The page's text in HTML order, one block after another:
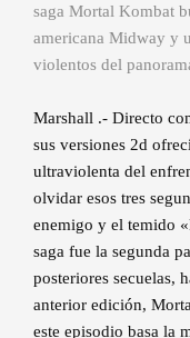
saga Mortal Kombat
americana Midway y
violentos del
Marshall .- Directo
sus versiones 2d
ultraviolenta del
olvidar esos tres
enemigo y el temido
saga fue la segunda
posteriores secuelas,
anterior edición,
este episodio basa la